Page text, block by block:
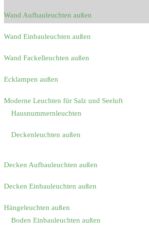
Wand Aufbauleuchten außen
Wand Einbauleuchten außen
Wand Fackelleuchten außen
Ecklampen außen
Moderne Leuchten für Salz und Seeluft
Hausnummernleuchten
Deckenleuchten außen
Decken Aufbauleuchten außen
Decken Einbauleuchten außen
Hängeleuchten außen
Boden Einbauleuchten außen